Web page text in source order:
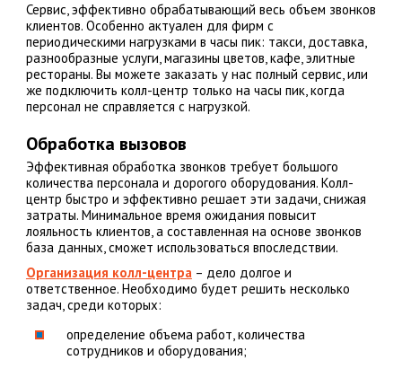
Сервис, эффективно обрабатывающий весь объем звонков
клиентов. Особенно актуален для фирм с
периодическими нагрузками в часы пик: такси, доставка,
разнообразные услуги, магазины цветов, кафе, элитные
рестораны. Вы можете заказать у нас полный сервис, или
же подключить колл-центр только на часы пик, когда
персонал не справляется с нагрузкой.
Обработка вызовов
Эффективная обработка звонков требует большого
количества персонала и дорогого оборудования. Колл-
центр быстро и эффективно решает эти задачи, снижая
затраты. Минимальное время ожидания повысит
лояльность клиентов, а составленная на основе звонков
база данных, сможет использоваться впоследствии.
Организация колл-центра– дело долгое и
ответственное. Необходимо будет решить несколько
задач, среди которых:
определение объема работ, количества
сотрудников и оборудования;